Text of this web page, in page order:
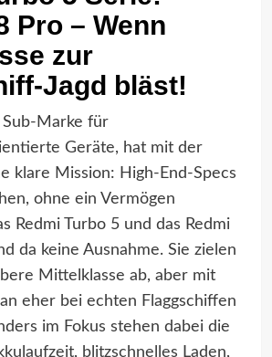
Pro – Wenn
zur
Jagd bläst!
Sub-Marke für
Geräte, hat mit der
klare Mission: High-End-Specs
ohne ein Vermögen
Redmi Turbo 5 und das Redmi
da keine Ausnahme. Sie zielen
Mittelklasse ab, aber mit
eher bei echten Flaggschiffen
im Fokus stehen dabei die
blitzschnelles Laden,